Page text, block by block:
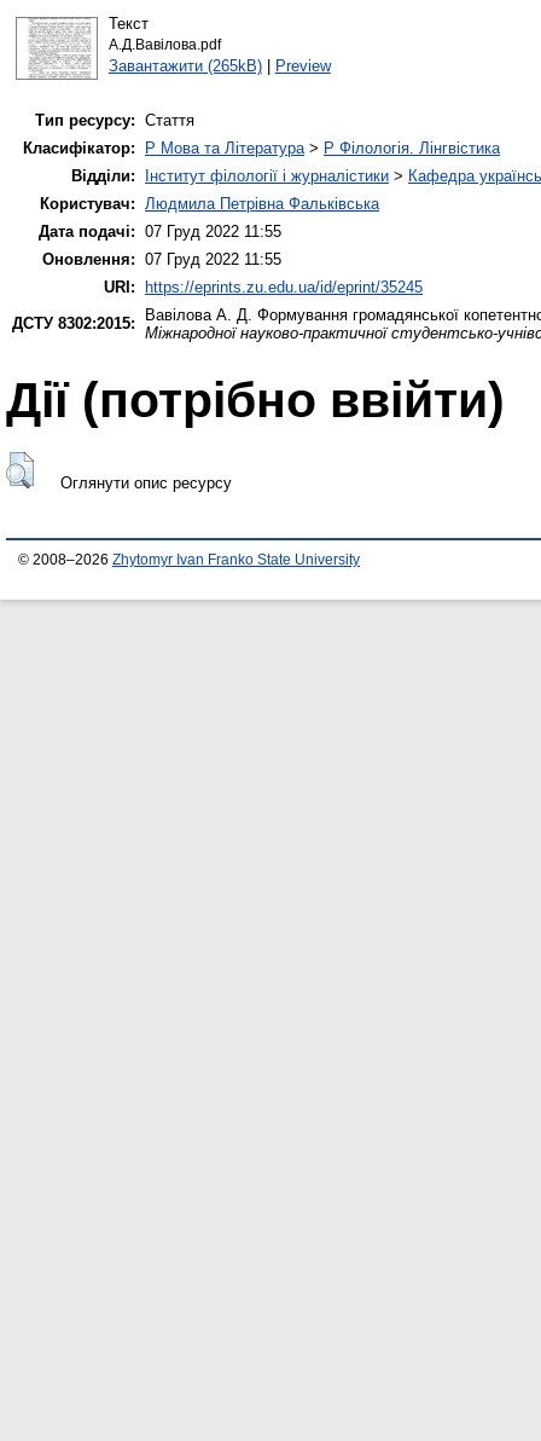
Текст
А.Д.Вавілова.pdf
Завантажити (265kB)| Preview
Тип ресурсу: Стаття
Класифікатор:
P Мова та Література> P Філологія. Лінгвістика
Відділи:
Інститут філології і журналістики > Кафедра
Користувач: Людмила Петрівна Фальківська
Дата подачі: 07 Груд 2022 11:55
Оновлення: 07 Груд 2022 11:55
URI:
https://eprints.zu.edu.ua/id/eprint/35245
ДСТУ 8302:2015:
Вавілова А. Д. Формування громадянської
Міжнародної науково-практичної студентсько-
Дії ​​(потрібно ввійти)
Оглянути опис ресурсу
© 2008–2026 Zhytomyr Ivan Franko State University